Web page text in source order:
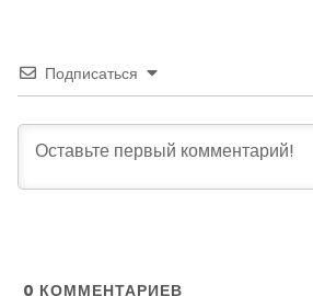
Подписаться
0 КОММЕНТАРИЕВ